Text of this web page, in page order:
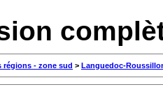
régions - zone sud > Languedoc-